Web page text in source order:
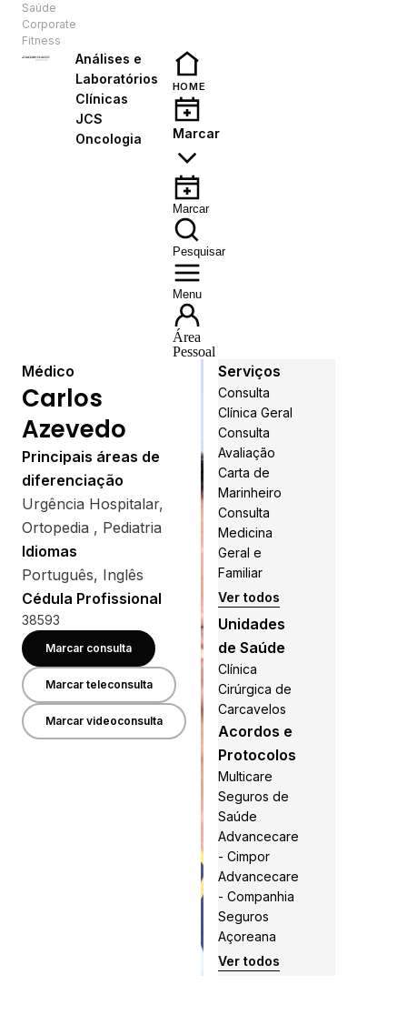
Saúde
Corporate
Fitness
Análises e
Laboratórios
Clínicas
JCS
Oncologia
HOME
Marcar
Marcar
Pesquisar
Menu
Área
Pessoal
Médico
Carlos
Azevedo
Principais áreas de
diferenciação
Urgência Hospitalar,
Ortopedia , Pediatria
Idiomas
Português, Inglês
Cédula Profissional
38593
Marcar consulta
Marcar teleconsulta
Marcar videoconsulta
Serviços
Consulta
Clínica Geral
Consulta
Avaliação
Carta de
Marinheiro
Consulta
Medicina
Geral e
Familiar
Ver todos
Unidades
de Saúde
Clínica
Cirúrgica de
Carcavelos
Acordos e
Protocolos
Multicare
Seguros de
Saúde
Advancecare
- Cimpor
Advancecare
- Companhia
Seguros
Açoreana
Ver todos